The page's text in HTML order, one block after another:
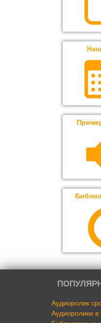
Аудиоролик
Аудиоролики в